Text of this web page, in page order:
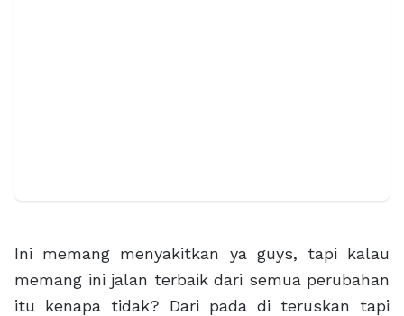
Ini memang menyakitkan ya guys, tapi kalau
memang ini jalan terbaik dari semua perubahan
itu kenapa tidak? Dari pada di teruskan tapi